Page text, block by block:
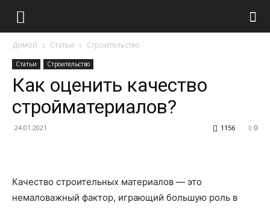
Домой Статьи Строительство
Статьи Строительство
Как оценить качество
стройматериалов?
24.01.2021 0
1156
Качество строительных материалов — это
немаловажный фактор, играющий большую роль в